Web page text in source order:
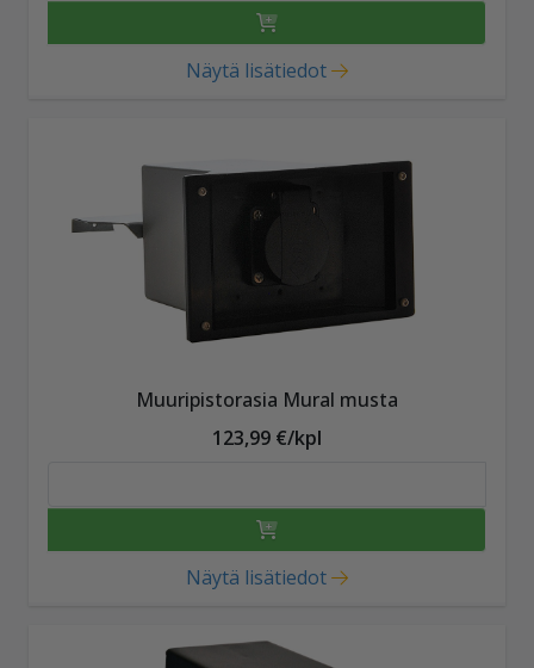
Näytä lisätiedot
Muuripistorasia Mural musta
123,99 €/kpl
Näytä lisätiedot